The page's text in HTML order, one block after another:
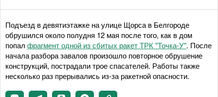
Подъезд в девятиэтажке на улице Щорса в Белгороде
обрушился около полудня 12 мая после того, как в дом
попал фрагмент одной из сбитых ракет ТРК "Точка-У". После
начала разбора завалов произошло повторное обрушение
конструкций, пострадали трое спасателей. Работы также
несколько раз прерывались из-за ракетной опасности.